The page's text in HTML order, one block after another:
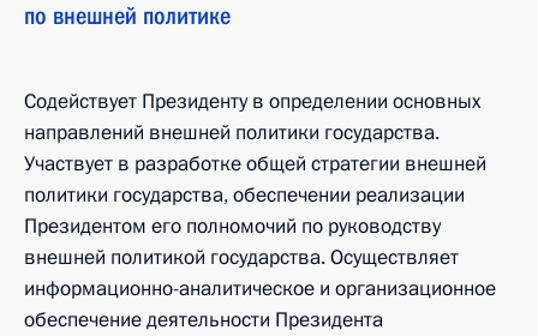
по внешней политике
Содействует Президенту в определении основных
направлений внешней политики государства.
Участвует в разработке общей стратегии внешней
политики государства, обеспечении реализации
Президентом его полномочий по руководству
внешней политикой государства. Осуществляет
информационно-аналитическое и организационное
обеспечение деятельности Президента